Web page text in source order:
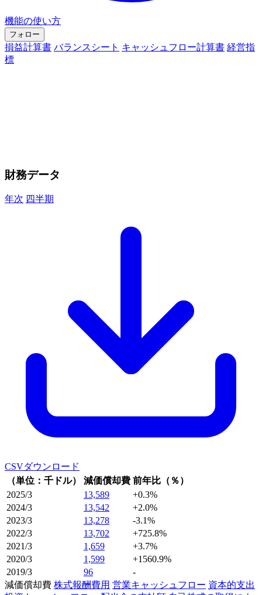
機能の使い方
フォロー
損益計算書 バランスシート キャッシュフロー計算書 経営指
標
財務データ
年次 四半期
CSVダウンロード
（単位：千ドル）
減価償却費 前年比（％）
2025/3
13,589
+0.3%
2024/3
13,542
+2.0%
2023/3
13,278
-3.1%
2022/3
13,702
+725.8%
2021/3
1,659
+3.7%
2020/3
1,599
+1560.9%
2019/3
96
-
減価償却費 株式報酬費用 営業キャッシュフロー 資本的支出